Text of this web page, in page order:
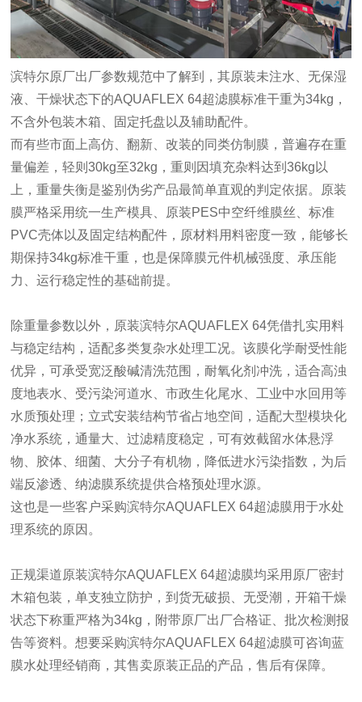
滨特尔原厂出厂参数规范中了解到，其原装未注水、无保湿
液、干燥状态下的AQUAFLEX 64超滤膜标准干重为34kg，
不含外包装木箱、固定托盘以及辅助配件。
而有些市面上高仿、翻新、改装的同类仿制膜，普遍存在重
量偏差，轻则30kg至32kg，重则因填充杂料达到36kg以
上，重量失衡是鉴别伪劣产品最简单直观的判定依据。原装
膜严格采用统一生产模具、原装PES中空纤维膜丝、标准
PVC壳体以及固定结构配件，原材料用料密度一致，能够长
期保持34kg标准干重，也是保障膜元件机械强度、承压能
力、运行稳定性的基础前提。
除重量参数以外，原装滨特尔AQUAFLEX 64凭借扎实用料
与稳定结构，适配多类复杂水处理工况。该膜化学耐受性能
优异，可承受宽泛酸碱清洗范围，耐氧化剂冲洗，适合高浊
度地表水、受污染河道水、市政生化尾水、工业中水回用等
水质预处理；立式安装结构节省占地空间，适配大型模块化
净水系统，通量大、过滤精度稳定，可有效截留水体悬浮
物、胶体、细菌、大分子有机物，降低进水污染指数，为后
端反渗透、纳滤膜系统提供合格预处理水源。
这也是一些客户采购滨特尔AQUAFLEX 64超滤膜用于水处
理系统的原因。
正规渠道原装滨特尔AQUAFLEX 64超滤膜均采用原厂密封
木箱包装，单支独立防护，到货无破损、无受潮，开箱干燥
状态下称重严格为34kg，附带原厂出厂合格证、批次检测报
告等资料。想要采购滨特尔AQUAFLEX 64超滤膜可咨询蓝
膜水处理经销商，其售卖原装正品的产品，售后有保障。